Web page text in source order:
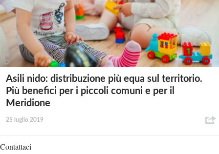
Asili nido: distribuzione più equa sul territorio.
Più benefici per i piccoli comuni e per il
Meridione
25 luglio 2019
Contattaci